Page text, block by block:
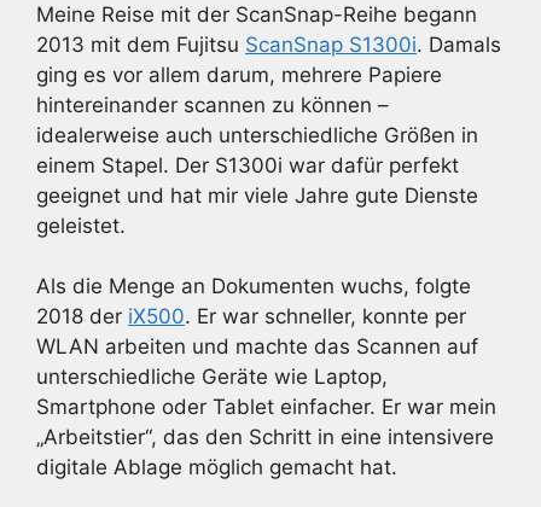
Meine Reise mit der ScanSnap-Reihe begann
2013 mit dem Fujitsu ScanSnap S1300i. Damals
ging es vor allem darum, mehrere Papiere
hintereinander scannen zu können –
idealerweise auch unterschiedliche Größen in
einem Stapel. Der S1300i war dafür perfekt
geeignet und hat mir viele Jahre gute Dienste
geleistet.
Als die Menge an Dokumenten wuchs, folgte
2018 der iX500. Er war schneller, konnte per
WLAN arbeiten und machte das Scannen auf
unterschiedliche Geräte wie Laptop,
Smartphone oder Tablet einfacher. Er war mein
„Arbeitstier“, das den Schritt in eine intensivere
digitale Ablage möglich gemacht hat.